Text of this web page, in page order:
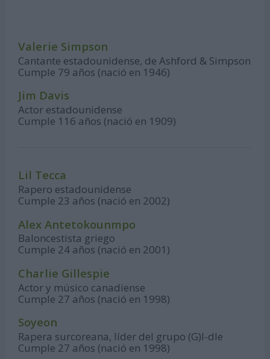
Valerie Simpson
Cantante estadounidense, de Ashford & Simpson
Cumple 79 años (nació en 1946)
Jim Davis
Actor estadounidense
Cumple 116 años (nació en 1909)
Lil Tecca
Rapero estadounidense
Cumple 23 años (nació en 2002)
Alex Antetokounmpo
Baloncestista griego
Cumple 24 años (nació en 2001)
Charlie Gillespie
Actor y músico canadiense
Cumple 27 años (nació en 1998)
Soyeon
Rapera surcoreana, líder del grupo (G)I-dle
Cumple 27 años (nació en 1998)